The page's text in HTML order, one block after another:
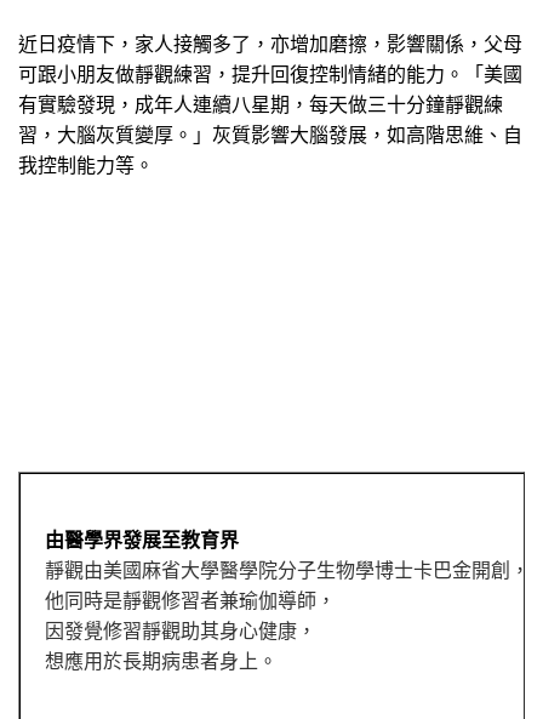
近日疫情下，家人接觸多了，亦增加磨擦，影響關係，父母
可跟小朋友做靜觀練習，提升回復控制情緒的能力。「美國
有實驗發現，成年人連續八星期，每天做三十分鐘靜觀練
習，大腦灰質變厚。」灰質影響大腦發展，如高階思維、自
我控制能力等。
由醫學界發展至教育界
靜觀由美國麻省大學醫學院分子生物學博士卡巴金開創，
他同時是靜觀修習者兼瑜伽導師，
因發覺修習靜觀助其身心健康，
想應用於長期病患者身上。